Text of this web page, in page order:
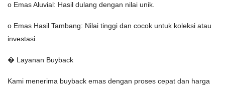
o Emas Aluvial: Hasil dulang dengan nilai unik.
o Emas Hasil Tambang: Nilai tinggi dan cocok untuk koleksi atau
investasi.
� Layanan Buyback
Kami menerima buyback emas dengan proses cepat dan harga